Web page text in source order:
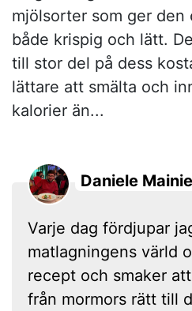
mjölsorter som ger den
både krispig och lätt.
till stor del på dess
lättare att smälta och
kalorier än...
Daniele
Varje dag fördjupar
matlagningens värld
recept och smaker
från mormors rätt till